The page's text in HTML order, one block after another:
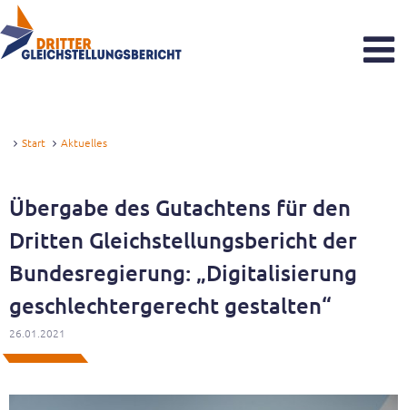
Was sind Gleichstellungsberichte?
Aktuelles
Reaktionen zum Gutachten
Veranstaltungen
Start Aktuelles
Übergabe des Gutachtens für den
Dritten Gleichstellungsbericht der
Bundesregierung: „Digitalisierung
geschlechtergerecht gestalten“
26.01.2021